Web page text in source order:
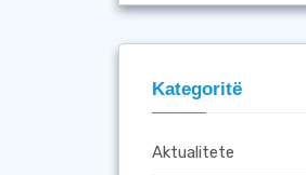
Kategoritë
Aktualitete